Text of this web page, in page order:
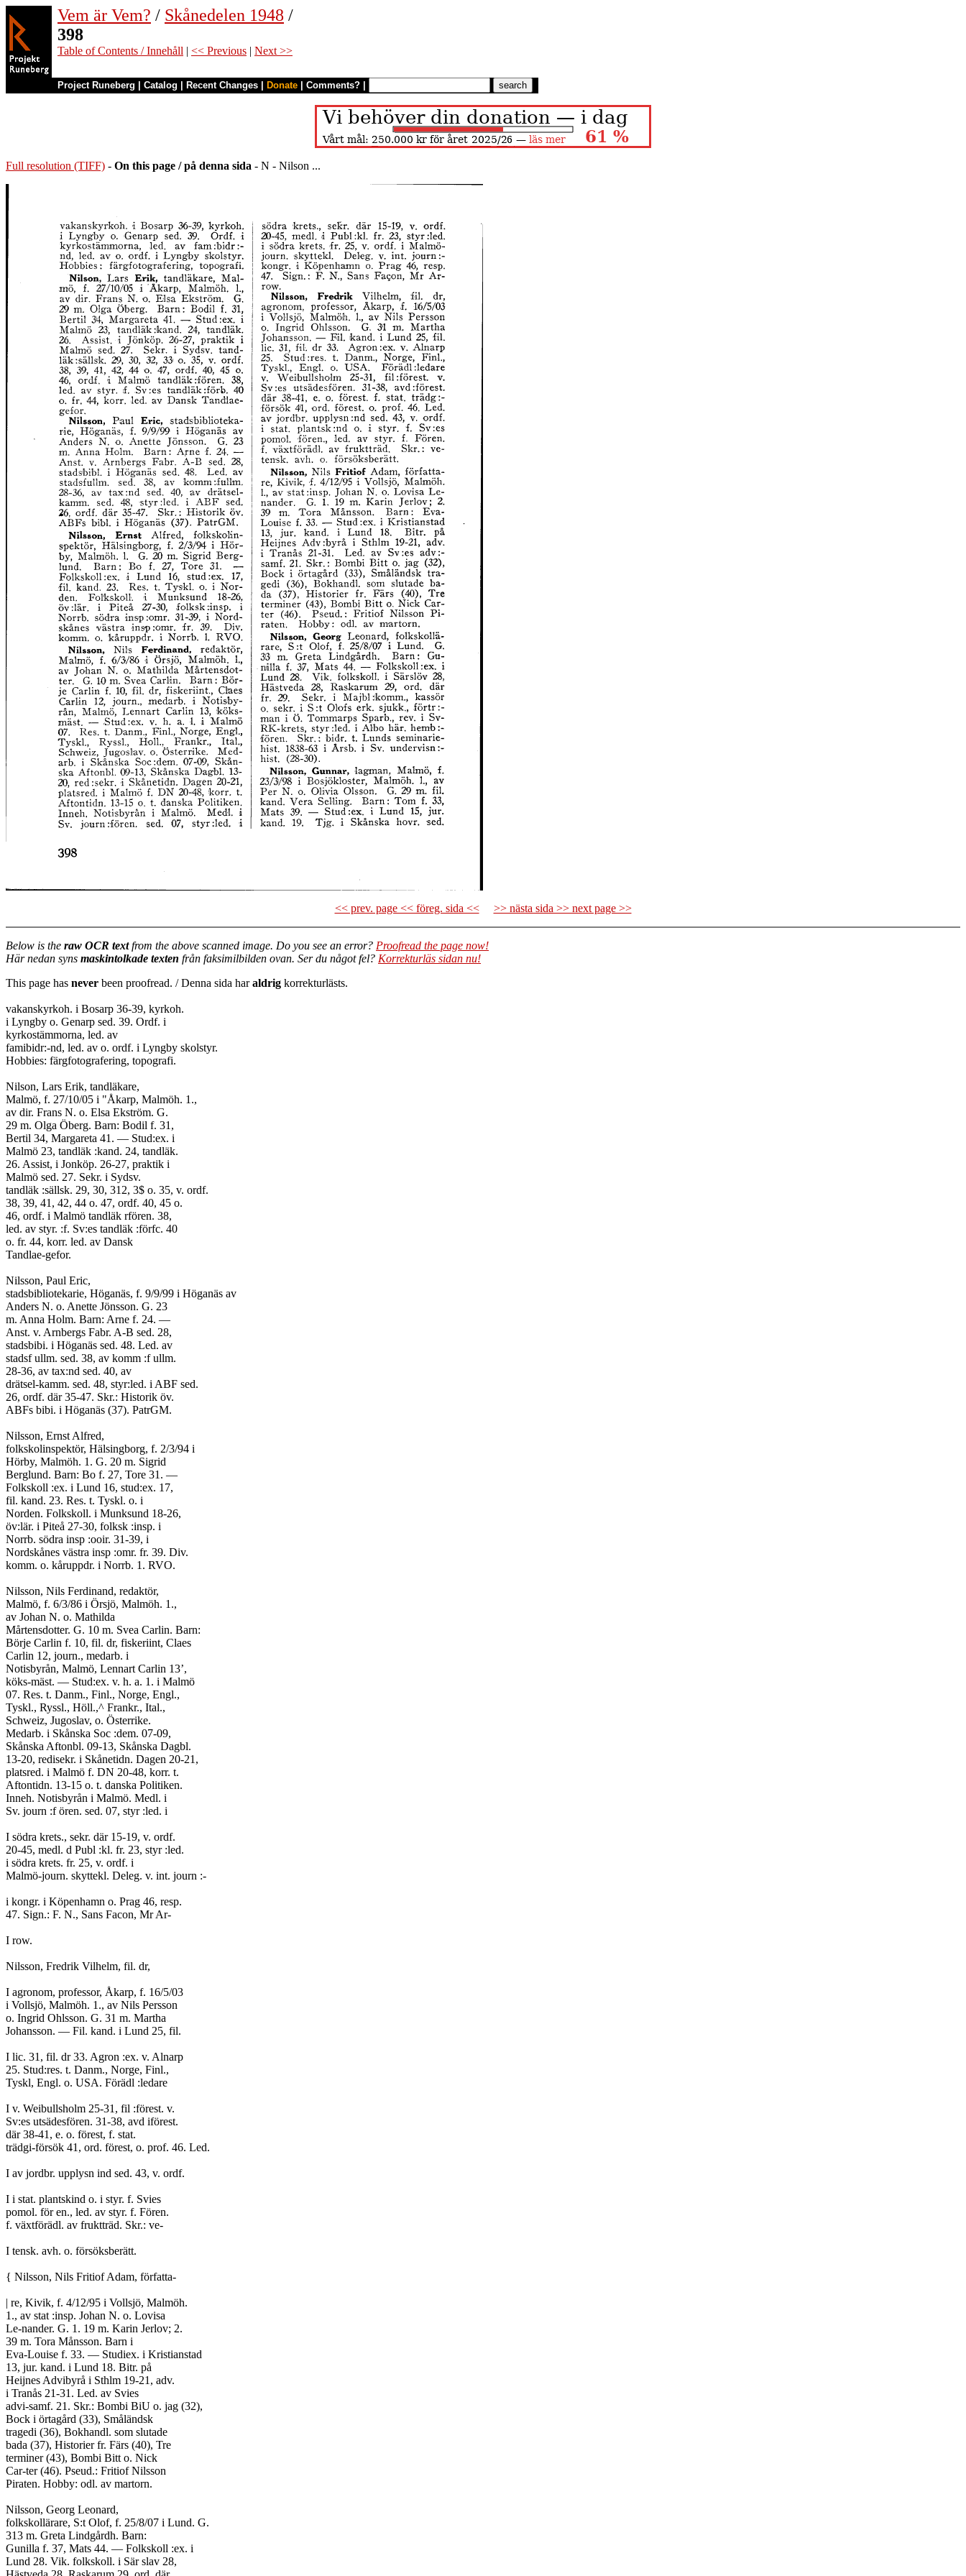
Vem är Vem? / Skånedelen 1948 /
398
Table of Contents / Innehåll | << Previous | Next >>
Project Runeberg Catalog Recent Changes Donate Comments?
Full resolution (TIFF) - On this page / på denna sida - N - Nilson ...
<< prev. page << föreg. sida << >> nästa sida >> next page >>
Below is the raw OCR textfrom the above scanned image. Do you see an error? Proofread the page now!
Här nedan syns maskintolkade texten från faksimilbilden ovan. Ser du något fel? Korrekturläs sidan nu!
This page has never been proofread. / Denna sida haraldrig korrekturlästs.
vakanskyrkoh. i Bosarp 36-39, kyrkoh.
i Lyngby o. Genarp sed. 39. Ordf. i
kyrkostämmorna, led. av
famibidr:-nd, led. av o. ordf. i Lyngby skolstyr.
Hobbies: färgfotografering, topografi.
Nilson, Lars Erik, tandläkare,
Malmö, f. 27/10/05 i "Åkarp, Malmöh. 1.,
av dir. Frans N. o. Elsa Ekström. G.
29 m. Olga Öberg. Barn: Bodil f. 31,
Bertil 34, Margareta 41. — Stud:ex. i
Malmö 23, tandläk :kand. 24, tandläk.
26. Assist, i Jonköp. 26-27, praktik i
Malmö sed. 27. Sekr. i Sydsv.
tandläk :sällsk. 29, 30, 312, 3$ o. 35, v. ordf.
38, 39, 41, 42, 44 o. 47, ordf. 40, 45 o.
46, ordf. i Malmö tandläk rfören. 38,
led. av styr. :f. Sv:es tandläk :förfc. 40
o. fr. 44, korr. led. av Dansk
Tandlae-gefor.
Nilsson, Paul Eric,
stadsbibliotekarie, Höganäs, f. 9/9/99 i Höganäs av
Anders N. o. Anette Jönsson. G. 23
m. Anna Holm. Barn: Arne f. 24. —
Anst. v. Arnbergs Fabr. A-B sed. 28,
stadsbibi. i Höganäs sed. 48. Led. av
stadsf ullm. sed. 38, av komm :f ullm.
28-36, av tax:nd sed. 40, av
drätsel-kamm. sed. 48, styr:led. i ABF sed.
26, ordf. där 35-47. Skr.: Historik öv.
ABFs bibi. i Höganäs (37). PatrGM.
Nilsson, Ernst Alfred,
folkskolinspektör, Hälsingborg, f. 2/3/94 i
Hörby, Malmöh. 1. G. 20 m. Sigrid
Berglund. Barn: Bo f. 27, Tore 31. —
Folkskoll :ex. i Lund 16, stud:ex. 17,
fil. kand. 23. Res. t. Tyskl. o. i
Norden. Folkskoll. i Munksund 18-26,
öv:lär. i Piteå 27-30, folksk :insp. i
Norrb. södra insp :ooir. 31-39, i
Nordskånes västra insp :omr. fr. 39. Div.
komm. o. kåruppdr. i Norrb. 1. RVO.
Nilsson, Nils Ferdinand, redaktör,
Malmö, f. 6/3/86 i Örsjö, Malmöh. 1.,
av Johan N. o. Mathilda
Mårtensdotter. G. 10 m. Svea Carlin. Barn:
Börje Carlin f. 10, fil. dr, fiskeriint, Claes
Carlin 12, journ., medarb. i
Notisbyrån, Malmö, Lennart Carlin 13’,
köks-mäst. — Stud:ex. v. h. a. 1. i Malmö
07. Res. t. Danm., Finl., Norge, Engl.,
Tyskl., Ryssl., Höll.,^ Frankr., Ital.,
Schweiz, Jugoslav, o. Österrike.
Medarb. i Skånska Soc :dem. 07-09,
Skånska Aftonbl. 09-13, Skånska Dagbl.
13-20, redisekr. i Skånetidn. Dagen 20-21,
platsred. i Malmö f. DN 20-48, korr. t.
Aftontidn. 13-15 o. t. danska Politiken.
Inneh. Notisbyrån i Malmö. Medl. i
Sv. journ :f ören. sed. 07, styr :led. i
I södra krets., sekr. där 15-19, v. ordf.
20-45, medl. d Publ :kl. fr. 23, styr :led.
i södra krets. fr. 25, v. ordf. i
Malmö-journ. skyttekl. Deleg. v. int. journ :-
i kongr. i Köpenhamn o. Prag 46, resp.
47. Sign.: F. N., Sans Facon, Mr Ar-
I row.
Nilsson, Fredrik Vilhelm, fil. dr,
I agronom, professor, Åkarp, f. 16/5/03
i Vollsjö, Malmöh. 1., av Nils Persson
o. Ingrid Ohlsson. G. 31 m. Martha
Johansson. — Fil. kand. i Lund 25, fil.
I lic. 31, fil. dr 33. Agron :ex. v. Alnarp
25. Stud:res. t. Danm., Norge, Finl.,
Tyskl, Engl. o. USA. Förädl :ledare
I v. Weibullsholm 25-31, fil :förest. v.
Sv:es utsädesfören. 31-38, avd iförest.
där 38-41, e. o. förest, f. stat.
trädgi-försök 41, ord. förest, o. prof. 46. Led.
I av jordbr. upplysn ind sed. 43, v. ordf.
I i stat. plantskind o. i styr. f. Svies
pomol. för en., led. av styr. f. Fören.
f. växtförädl. av fruktträd. Skr.: ve-
I tensk. avh. o. försöksberätt.
{ Nilsson, Nils Fritiof Adam, författa-
| re, Kivik, f. 4/12/95 i Vollsjö, Malmöh.
1., av stat :insp. Johan N. o. Lovisa
Le-nander. G. 1. 19 m. Karin Jerlov; 2.
39 m. Tora Månsson. Barn i
Eva-Louise f. 33. — Studiex. i Kristianstad
13, jur. kand. i Lund 18. Bitr. på
Heijnes Advibyrå i Sthlm 19-21, adv.
i Tranås 21-31. Led. av Svies
advi-samf. 21. Skr.: Bombi BiU o. jag (32),
Bock i örtagård (33), Småländsk
tragedi (36), Bokhandl. som slutade
bada (37), Historier fr. Färs (40), Tre
terminer (43), Bombi Bitt o. Nick
Car-ter (46). Pseud.: Fritiof Nilsson
Piraten. Hobby: odl. av martorn.
Nilsson, Georg Leonard,
folkskollärare, S:t Olof, f. 25/8/07 i Lund. G.
313 m. Greta Lindgårdh. Barn:
Gunilla f. 37, Mats 44. — Folkskoll :ex. i
Lund 28. Vik. folkskoll. i Sär slav 28,